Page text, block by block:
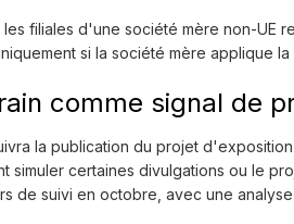
les filiales d'une société mère non-UE
si la société mère applique la
comme signal de
la publication du projet
simuler certaines divulgations ou le
de suivi en octobre, avec une analyse